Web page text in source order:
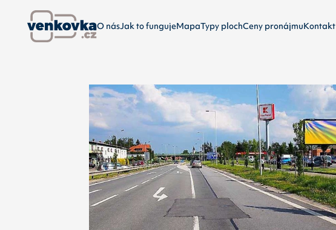
O násJak to fungujeMapaTypy plochCeny pronájmuKontakt